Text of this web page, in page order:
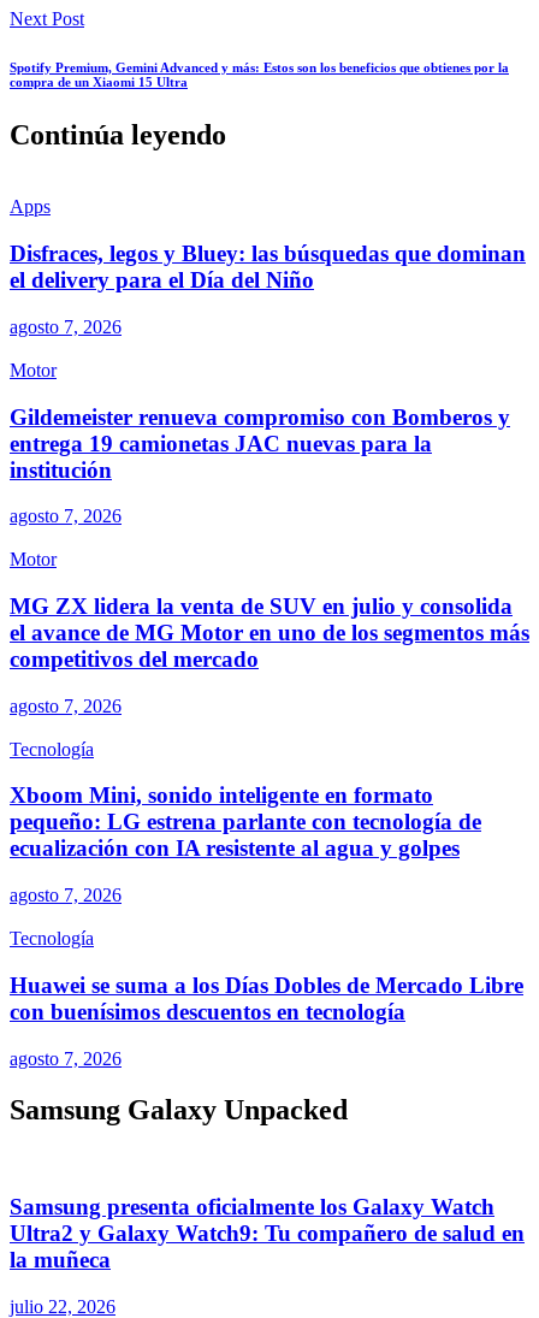
Next Post
Spotify Premium, Gemini Advanced y más: Estos son los beneficios que obtienes por la
compra de un Xiaomi 15 Ultra
Continúa leyendo
Apps
Disfraces, legos y Bluey: las búsquedas que dominan
el delivery para el Día del Niño
agosto 7, 2026
Motor
Gildemeister renueva compromiso con Bomberos y
entrega 19 camionetas JAC nuevas para la
institución
agosto 7, 2026
Motor
MG ZX lidera la venta de SUV en julio y consolida
el avance de MG Motor en uno de los segmentos más
competitivos del mercado
agosto 7, 2026
Tecnología
Xboom Mini, sonido inteligente en formato
pequeño: LG estrena parlante con tecnología de
ecualización con IA resistente al agua y golpes
agosto 7, 2026
Tecnología
Huawei se suma a los Días Dobles de Mercado Libre
con buenísimos descuentos en tecnología
agosto 7, 2026
Samsung Galaxy Unpacked
Samsung presenta oficialmente los Galaxy Watch
Ultra2 y Galaxy Watch9: Tu compañero de salud en
la muñeca
julio 22, 2026